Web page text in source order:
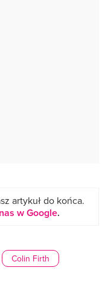
artykuł do końca.
w Google.
Colin Firth